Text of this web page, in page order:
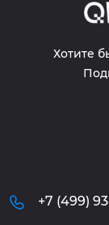
Хотите
+7 (499)